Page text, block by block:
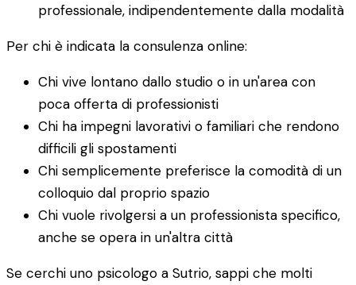
professionale, indipendentemente dalla modalità
Per chi è indicata la consulenza online:
Chi vive lontano dallo studio o in un'area con
poca offerta di professionisti
Chi ha impegni lavorativi o familiari che rendono
difficili gli spostamenti
Chi semplicemente preferisce la comodità di un
colloquio dal proprio spazio
Chi vuole rivolgersi a un professionista specifico,
anche se opera in un'altra città
Se cerchi uno psicologo a Sutrio, sappi che molti